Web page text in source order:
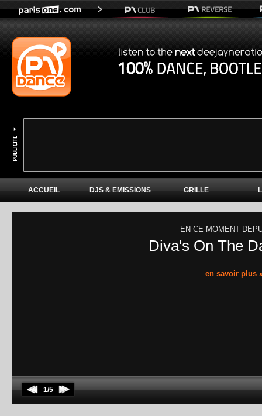
ACCUEIL DJS & EMISSIONS GRILLE
EN CE MOMENT
Diva's On The
en savoir plus
1/5